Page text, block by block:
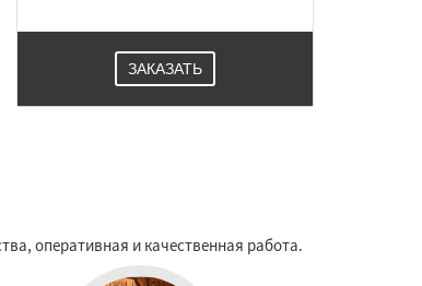
ЗАКАЗАТЬ
оперативная и качественная работа.